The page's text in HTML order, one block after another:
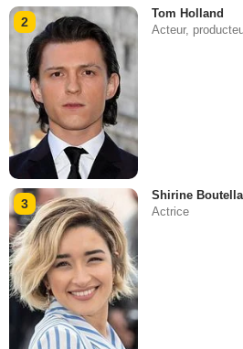
2
Tom Holland
Acteur,
3
Shirine Boutella
Actrice